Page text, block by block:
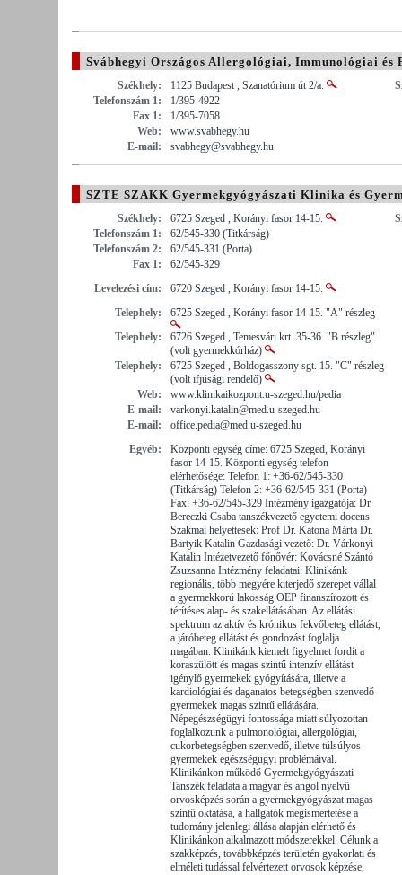
Svábhegyi Országos Allergológiai, Immunológiai és
Székhely:
1125 Budapest , Szanatórium út 2/a.
Telefonszám 1:
1/395-4922
Fax 1:
1/395-7058
Web:
www.svabhegy.hu
E-mail:
svabhegy@svabhegy.hu
SZTE SZAKK Gyermekgyógyászati Klinika és
Székhely:
6725 Szeged , Korányi fasor 14-15.
Telefonszám 1:
62/545-330 (Titkárság)
Telefonszám 2:
62/545-331 (Porta)
Fax 1:
62/545-329
Levelezési cím:
6720 Szeged , Korányi fasor 14-15.
Telephely:
6725 Szeged , Korányi fasor 14-15. "A" részleg
Telephely:
6726 Szeged , Temesvári krt. 35-36. "B részleg"
(volt gyermekkórház)
Telephely:
6725 Szeged , Boldogasszony sgt. 15. "C" részleg
(volt ifjúsági rendelő)
Web:
www.klinikaikozpont.u-szeged.hu/pedia
E-mail:
varkonyi.katalin@med.u-szeged.hu
E-mail:
office.pedia@med.u-szeged.hu
Egyéb:
Központi egység címe: 6725 Szeged, Korányi
fasor 14-15. Központi egység telefon
elérhetősége: Telefon 1: +36-62/545-330
(Titkárság) Telefon 2: +36-62/545-331 (Porta)
Fax: +36-62/545-329 Intézmény igazgatója: Dr.
Bereczki Csaba tanszékvezető egyetemi docens
Szakmai helyettesek: Prof Dr. Katona Márta Dr.
Bartyik Katalin Gazdasági vezető: Dr. Várkonyi
Katalin Intézetvezető főnővér: Kovácsné Szántó
Zsuzsanna Intézmény feladatai: Klinikánk
regionális, több megyére kiterjedő szerepet vállal
a gyermekkorú lakosság OEP finanszírozott és
térítéses alap- és szakellátásában. Az ellátási
spektrum az aktív és krónikus fekvőbeteg ellátást,
a járóbeteg ellátást és gondozást foglalja
magában. Klinikánk kiemelt figyelmet fordít a
koraszülött és magas szintű intenzív ellátást
igénylő gyermekek gyógyítására, illetve a
kardiológiai és daganatos betegségben szenvedő
gyermekek magas szintű ellátására.
Népegészségügyi fontossága miatt súlyozottan
foglalkozunk a pulmonológiai, allergológiai,
cukorbetegségben szenvedő, illetve túlsúlyos
gyermekek egészségügyi problémáival.
Klinikánkon működő Gyermekgyógyászati
Tanszék feladata a magyar és angol nyelvű
orvosképzés során a gyermekgyógyászat magas
szintű oktatása, a hallgatók megismertetése a
tudomány jelenlegi állása alapján elérhető és
Klinikánkon alkalmazott módszerekkel. Célunk a
szakképzés, továbbképzés területén gyakorlati és
elméleti tudással felvértezett orvosok képzése,